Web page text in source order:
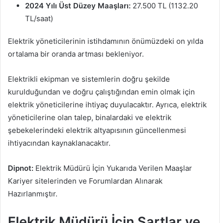
2024 Yılı Üst Düzey Maaşları: 27.500 TL (1132.20
TL/saat)
Elektrik yöneticilerinin istihdamının önümüzdeki on yılda
ortalama bir oranda artması bekleniyor.
Elektrikli ekipman ve sistemlerin doğru şekilde
kurulduğundan ve doğru çalıştığından emin olmak için
elektrik yöneticilerine ihtiyaç duyulacaktır. Ayrıca, elektrik
yöneticilerine olan talep, binalardaki ve elektrik
şebekelerindeki elektrik altyapısının güncellenmesi
ihtiyacından kaynaklanacaktır.
Dipnot: Elektrik Müdürü İçin Yukarıda Verilen Maaşlar
Kariyer sitelerinden ve Forumlardan Alınarak
Hazırlanmıştır.